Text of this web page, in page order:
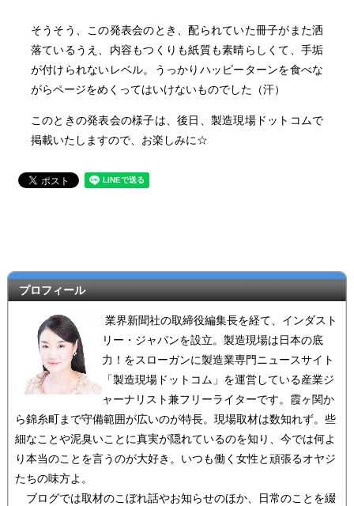
そうそう、この発表会のとき、配られていた冊子がまた洒
落ているうえ、内容もつくりも紙質も素晴らしくて、手垢
が付けられないレベル。うっかりハッピーターンを食べな
がらページをめくってはいけないものでした（汗）
このときの発表会の様子は、後日、製造現場ドットコムで
掲載いたしますので、お楽しみに☆
プロフィール
業界新聞社の取締役編集長を経て、インダスト
リー・ジャパンを設立。製造現場は日本の底
力！をスローガンに製造業専門ニュースサイト
「製造現場ドットコム」を運営している産業ジ
ャーナリスト兼フリーライターです。霞ヶ関か
ら錦糸町まで守備範囲が広いのが特長。現場取材は数知れず。些
細なことや泥臭いことに真実が隠れているのを知り、今では何よ
り本当のことを言うのが大好き。いつも働く女性と頑張るオヤジ
たちの味方よ。
ブログでは取材のこぼれ話やお知らせのほか、日常のことを綴